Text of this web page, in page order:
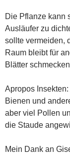
Die Pflanze kann
Ausläufer zu
sollte vermeiden,
Raum bleibt für
Blätter
Apropos
Bienen und
aber viel Pollen
die Staude
Mein Dank an